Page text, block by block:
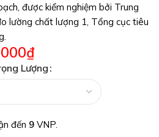
được kiểm nghiệm bởi Trung
lường chất lượng 1, Tổng cục tiêu
₫
Lượng
đến 9VNP.